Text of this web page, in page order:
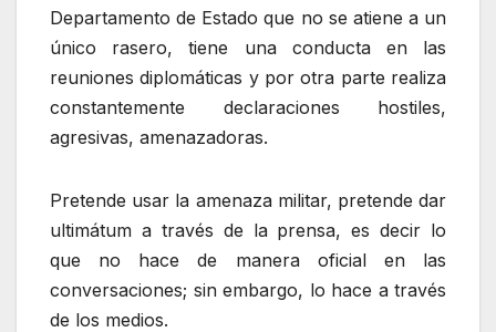
Departamento de Estado que no se atiene a un
único rasero, tiene una conducta en las
reuniones diplomáticas y por otra parte realiza
constantemente declaraciones hostiles,
agresivas, amenazadoras.
Pretende usar la amenaza militar, pretende dar
ultimátum a través de la prensa, es decir lo
que no hace de manera oficial en las
conversaciones; sin embargo, lo hace a través
de los medios.